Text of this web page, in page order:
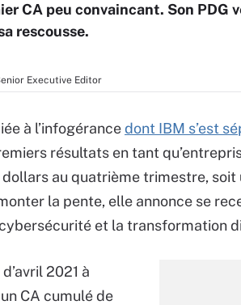
CA peu convaincant. Son PDG
rescousse.
Executive Editor
à l’infogérancedont IBM s’est
résultats en tant
au quatrième trimestre, soit
la pente, elle annonce se
et la transformation
2021 à
CA cumulé de